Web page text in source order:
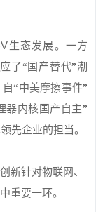
生态发展。一方
了“国产替代”潮
“中美摩擦事件”
器内核国产自主”
先企业的担当。
新针对物联网、
重要一环。